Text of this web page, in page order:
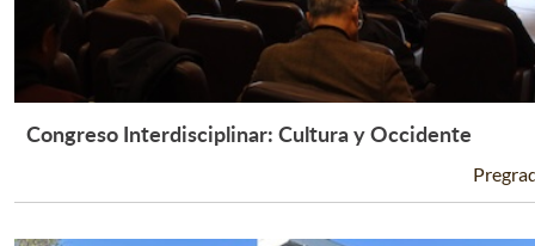
Leer Más +
Congreso Interdisciplinar: Cultura y Occidente